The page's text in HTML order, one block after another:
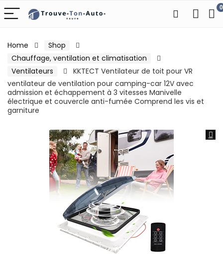
0
Home
Shop
Chauffage, ventilation et climatisation
Ventilateurs
KKTECT Ventilateur de toit pour VR
ventilateur de ventilation pour camping-car 12V avec
admission et échappement à 3 vitesses Manivelle
électrique et couvercle anti-fumée Comprend les vis et
garniture